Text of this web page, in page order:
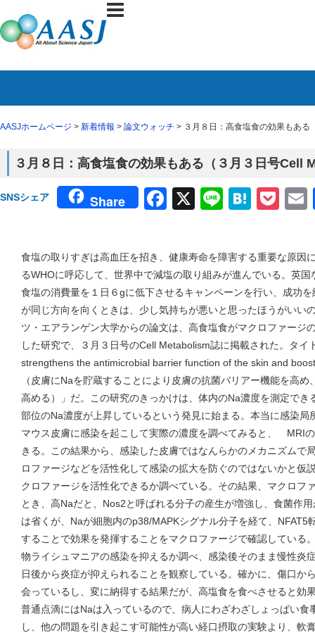
AASJホームページ > 新着情報 > 論文ウォッチ > ３月８日：高食塩食の効果もあ
３月８日：高食塩食の効果もある（３月３日号Cell
SNSシェア Share Facebook
X Line
食塩の取りすぎは高血圧を招き、健康寿命を障害する重要な原因
るWHOに呼応して、世界中で減塩の取り組みが進んでいる。英
食塩の消費量を１日６gに低下させるキャンペーンを行い、成功
が同じ方向を向くときは、少し気持ちが悪いと思ったほうがいい
ツ・エアランゲン大学からの論文は、高食塩食がマクロファージ
した研究で、３月３日号のCell Metabolism誌に掲載された。タ
strengthens the antimicrobial barrier function of the skin and
（皮膚にNaを貯蔵することにより皮膚の抗菌バリアー機能を高
高める）」だ。この研究のきっかけは、体内のNa濃度を測定でき
部位のNa濃度が上昇しているという発見に始まる。本当に感染局
マウス皮膚に感染を起こして実際の濃度を調べてみると、 MRI
きる。この結果から、感染した皮膚ではなんらかのメカニズムで
ロファージなどを活性化して感染の拡大を防ぐのではないかと仮
クロファージを活性化できるか調べている。その結果、マクロフ
とき、高Naだと、Nos2と呼ばれる分子の産生が増強し、食菌作
は省くが、Naが細胞内のp38/MAPKシグナル分子を経て、NFAT5
することで効果を発揮することをマクロファージで確認している
物ライシュマニアの感染を抑えるか調べ、感染後そのまま慢性炎
日後から炎症が抑えられることを観察している。確かに、傷口か
会っているし、変に納得する結果だが、高塩食を食べさせると効
普通点滴にはNaは入っているので、病人にわざわざしょっぱい食
し、他の問題を引き起こす可能性が高い経口摂取の実験より、軟